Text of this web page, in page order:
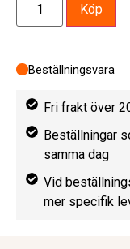
Beställningsvara
Köp
Fri frakt över
Beställningar
samma dag
Vid
mer specifik